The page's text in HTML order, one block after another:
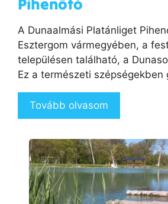
​A Dunaalmási Platánliget
Esztergom vármegyében, a
településen található, a
Ez a természeti szépségekben
Tovább olvasom